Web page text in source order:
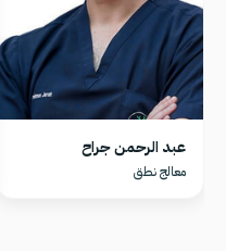
عبد الرحمن جراح
معالج نطق